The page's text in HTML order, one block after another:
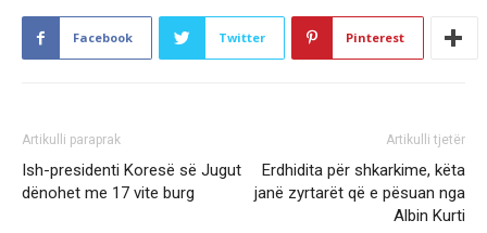
Facebook Twitter Pinterest
Artikulli paraprak
Ish-presidenti Koresë së Jugut
dënohet me 17 vite burg
Artikulli tjetër
Erdhidita për shkarkime, këta
janë zyrtarët që e pësuan nga
Albin Kurti